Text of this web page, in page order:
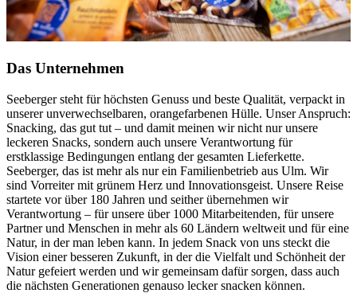
Das Unternehmen
Seeberger steht für höchsten Genuss und beste Qualität, verpackt in
unserer unverwechselbaren, orangefarbenen Hülle. Unser Anspruch:
Snacking, das gut tut – und damit meinen wir nicht nur unsere
leckeren Snacks, sondern auch unsere Verantwortung für
erstklassige Bedingungen entlang der gesamten Lieferkette.
Seeberger, das ist mehr als nur ein Familienbetrieb aus Ulm. Wir
sind Vorreiter mit grünem Herz und Innovationsgeist. Unsere Reise
startete vor über 180 Jahren und seither übernehmen wir
Verantwortung – für unsere über 1000 Mitarbeitenden, für unsere
Partner und Menschen in mehr als 60 Ländern weltweit und für eine
Natur, in der man leben kann. In jedem Snack von uns steckt die
Vision einer besseren Zukunft, in der die Vielfalt und Schönheit der
Natur gefeiert werden und wir gemeinsam dafür sorgen, dass auch
die nächsten Generationen genauso lecker snacken können.